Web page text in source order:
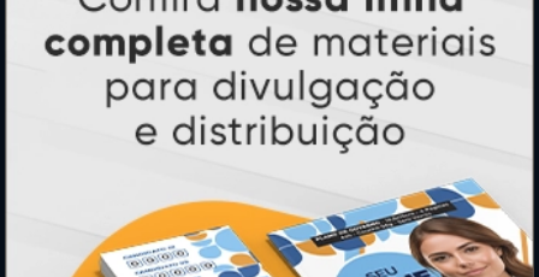
Termos de Uso
Relatório de Transparência e Igualdade
Salarial
INSTRUÇÕES
Inicio